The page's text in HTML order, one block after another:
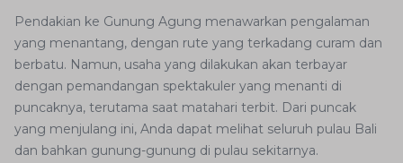
Pendakian ke Gunung Agung menawarkan pengalaman
yang menantang, dengan rute yang terkadang curam dan
berbatu. Namun, usaha yang dilakukan akan terbayar
dengan pemandangan spektakuler yang menanti di
puncaknya, terutama saat matahari terbit. Dari puncak
yang menjulang ini, Anda dapat melihat seluruh pulau Bali
dan bahkan gunung-gunung di pulau sekitarnya.